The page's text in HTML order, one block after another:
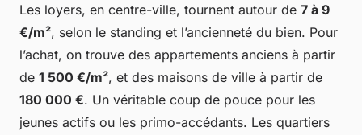
Les loyers, en centre-ville, tournent autour de 7 à 9
€/m², selon le standing et l’ancienneté du bien. Pour
l’achat, on trouve des appartements anciens à partir
de 1 500 €/m², et des maisons de ville à partir de
180 000 €. Un véritable coup de pouce pour les
jeunes actifs ou les primo-accédants. Les quartiers